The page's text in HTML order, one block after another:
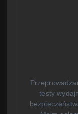
testy